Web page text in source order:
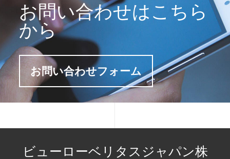
お問い合わせはこちら
から
お問い合わせフォーム
ビューローベリタスジャパン株